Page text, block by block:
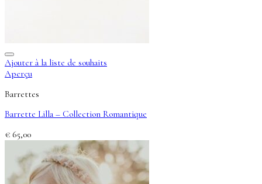
Ajouter à la liste de souhaits
Aperçu
Barrettes
Barrette Lilla – Collection Romantique
€ 65,00